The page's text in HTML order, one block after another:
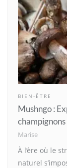
BIEN-ÊTRE
Mushngo :
Marise
À l’ère où le
naturel